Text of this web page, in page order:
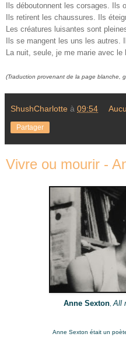
Ils déboutonnent les corsages. Ils
Ils retirent les chaussures. Ils
Les créatures luisantes sont
Ils se mangent les uns les autres.
La nuit, seule, je me marie avec le
(Traduction provenant de la page blanche,
ShushCharlotte à 09:54
Partager
Vivre ou mourir -
Anne Sexton,All
Anne Sexton était un